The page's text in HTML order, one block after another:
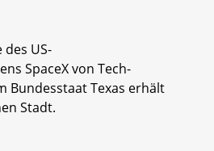
US-
SpaceX von Tech-
Bundesstaat Texas erhält
Stadt.